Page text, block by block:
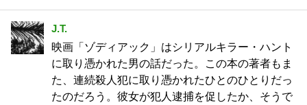
J.T.
映画「ゾディアック」はシリアルキラー・ハント
に取り憑かれた男の話だった。この本の著者もま
た、連続殺人犯に取り憑かれたひとのひとりだっ
たのだろう。彼女が犯人逮捕を促したか、そうで